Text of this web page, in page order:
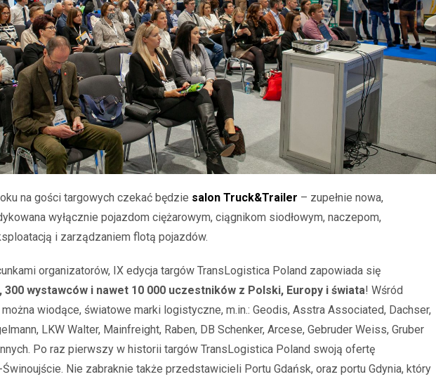
na gości targowych czekać będzie salon Truck&Trailer – zupełnie nowa,
wyłącznie pojazdom ciężarowym, ciągnikom siodłowym, naczepom,
i zarządzaniem flotą pojazdów.
organizatorów, IX edycja targów TransLogistica Poland zapowiada się
wystawców i nawet 10 000 uczestników z Polski, Europy i świata! Wśród
wiodące, światowe marki logistyczne, m.in.: Geodis, Asstra Associated, Dachser,
LKW Walter, Mainfreight, Raben, DB Schenker, Arcese, Gebruder Weiss, Gruber
Po raz pierwszy w historii targów TransLogistica Poland swoją ofertę
Nie zabraknie także przedstawicieli Portu Gdańsk, oraz portu Gdynia, który